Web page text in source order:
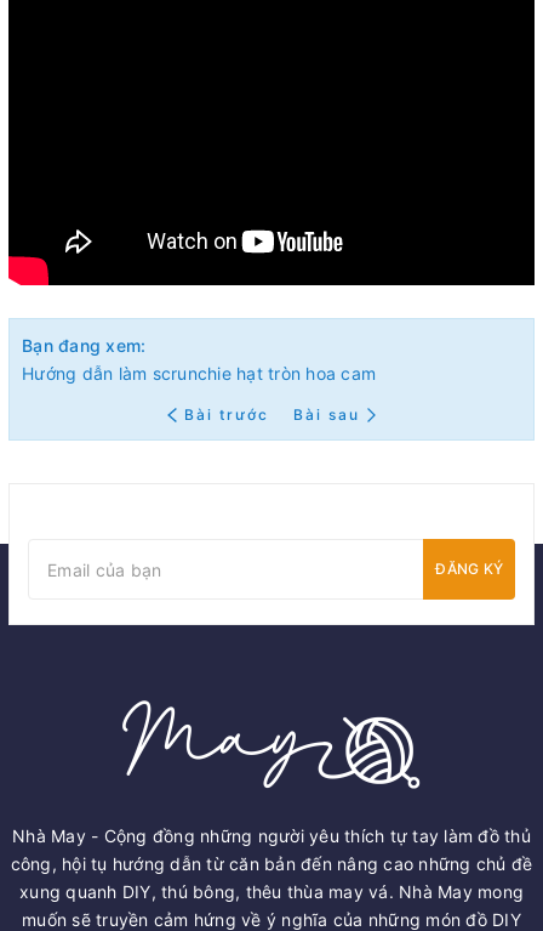
Bạn đang xem:
Hướng dẫn làm scrunchie hạt tròn hoa cam
Bài trước Bài sau
ĐĂNG KÝ
Nhà May - Cộng đồng những người yêu thích tự tay làm đồ thủ
công, hội tụ hướng dẫn từ căn bản đến nâng cao những chủ đề
xung quanh DIY, thú bông, thêu thùa may vá. Nhà May mong
muốn sẽ truyền cảm hứng về ý nghĩa của những món đồ DIY